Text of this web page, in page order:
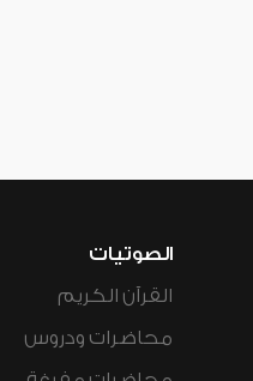
الصوتيات
القرآن الكريم
محاضرات ودروس